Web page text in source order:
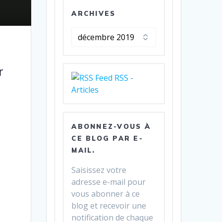
ARCHIVES
Archives
RSS -
Articles
ABONNEZ-VOUS À
CE BLOG PAR E-
MAIL.
Saisissez votre
adresse e-mail pour
vous abonner à ce
blog et recevoir une
notification de chaque